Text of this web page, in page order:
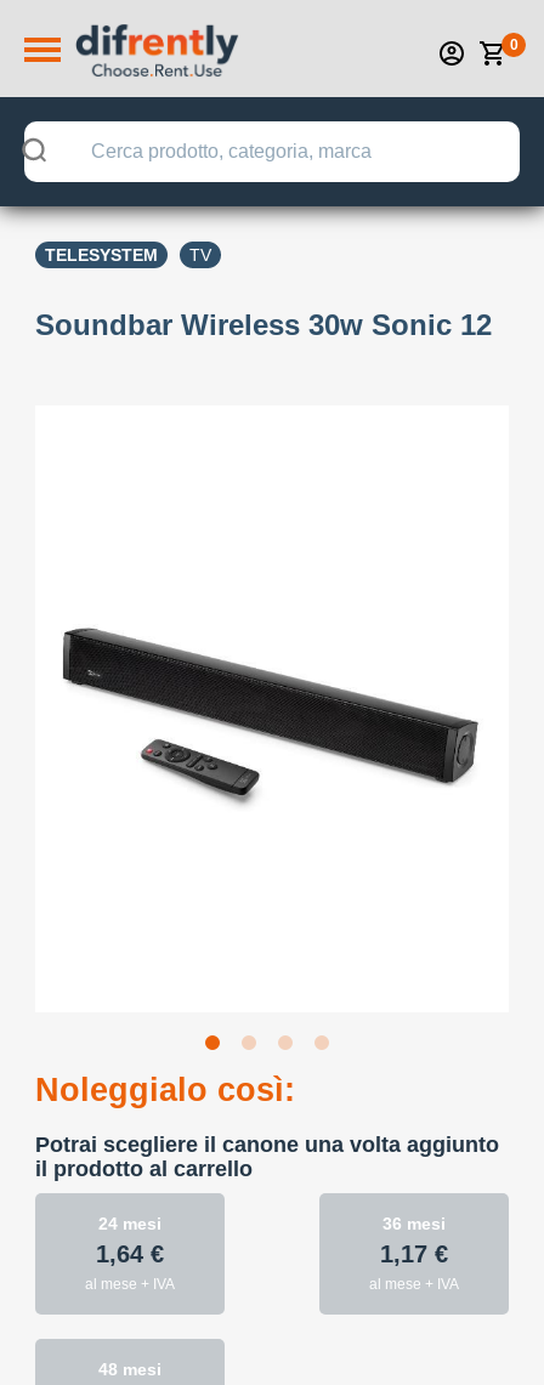
0
TELESYSTEM TV
Soundbar Wireless 30w Sonic 12
Noleggialo così:
Potrai scegliere il canone una volta aggiunto
il prodotto al carrello
24 mesi
1,64 €
al mese + IVA
36 mesi
1,17 €
al mese + IVA
48 mesi